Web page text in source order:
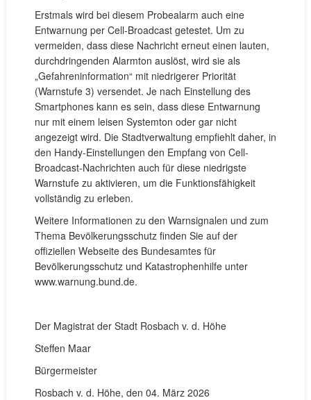
Erstmals wird bei diesem Probealarm auch eine
Entwarnung per Cell-Broadcast getestet. Um zu
vermeiden, dass diese Nachricht erneut einen lauten,
durchdringenden Alarmton auslöst, wird sie als
„Gefahreninformation“ mit niedrigerer Priorität
(Warnstufe 3) versendet. Je nach Einstellung des
Smartphones kann es sein, dass diese Entwarnung
nur mit einem leisen Systemton oder gar nicht
angezeigt wird. Die Stadtverwaltung empfiehlt daher, in
den Handy-Einstellungen den Empfang von Cell-
Broadcast-Nachrichten auch für diese niedrigste
Warnstufe zu aktivieren, um die Funktionsfähigkeit
vollständig zu erleben.
Weitere Informationen zu den Warnsignalen und zum
Thema Bevölkerungsschutz finden Sie auf der
offiziellen Webseite des Bundesamtes für
Bevölkerungsschutz und Katastrophenhilfe unter
www.warnung.bund.de.
Der Magistrat der Stadt Rosbach v. d. Höhe
Steffen Maar
Bürgermeister
Rosbach v. d. Höhe, den 04. März 2026